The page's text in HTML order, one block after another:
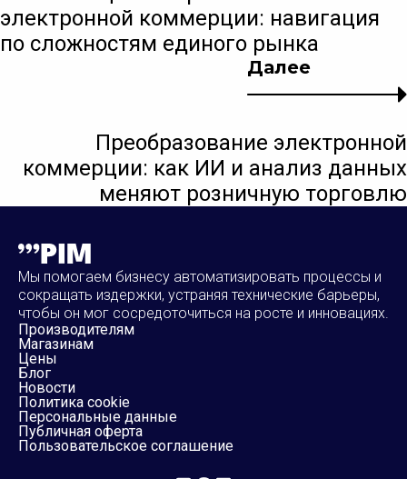
Далее
Преобразование электронной
коммерции: как ИИ и анализ данных
меняют розничную торговлю
электронной коммерции: навигация
по сложностям единого рынка
Мы помогаем бизнесу автоматизировать процессы и
сокращать издержки, устраняя технические барьеры,
чтобы он мог сосредоточиться на росте и инновациях.
Производителям
Магазинам
Цены
Блог
Новости
Политика cookie
Персональные данные
Публичная оферта
Пользовательское соглашение